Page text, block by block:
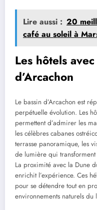
Lire aussi : 20
café au soleil à
Les hôtels
d’Arcachon
Le bassin d’Arcachon est
perpétuelle évolution. Les
permettent d’admirer les
les célèbres cabanes
terrasse panoramique, les
de lumière qui
La proximité avec la Dune
enrichit l’expérience. Ces
pour se détendre tout en
environnements naturels du